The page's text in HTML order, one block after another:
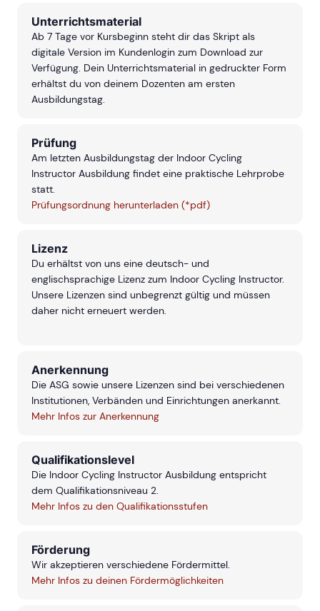
Unterrichtsmaterial
Ab 7 Tage vor Kursbeginn steht dir das Skript als
digitale Version im Kundenlogin zum Download zur
Verfügung. Dein Unterrichtsmaterial in gedruckter Form
erhältst du von deinem Dozenten am ersten
Ausbildungstag.
Prüfung
Am letzten Ausbildungstag der Indoor Cycling
Instructor Ausbildung findet eine praktische Lehrprobe
statt.
Prüfungsordnung herunterladen (*pdf)
Lizenz
Du erhältst von uns eine deutsch- und
englischsprachige Lizenz zum Indoor Cycling Instructor.
Unsere Lizenzen sind unbegrenzt gültig und müssen
daher nicht erneuert werden.
Anerkennung
Die ASG sowie unsere Lizenzen sind bei verschiedenen
Institutionen, Verbänden und Einrichtungen anerkannt.
Mehr Infos zur Anerkennung
Qualifikationslevel
Die Indoor Cycling Instructor Ausbildung entspricht
dem Qualifikationsniveau 2.
Mehr Infos zu den Qualifikationsstufen
Förderung
Wir akzeptieren verschiedene Fördermittel.
Mehr Infos zu deinen Fördermöglichkeiten